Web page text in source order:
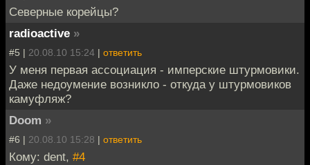
Северные корейцы?
radioactive »
#5 | 20.08.10 15:24 | ответить
У меня первая ассоциация - имперские штурмовики.
Даже недоумение возникло - откуда у штурмовиков
камуфляж?
Doom »
#6 | 20.08.10 15:28 | ответить
Кому: dent, #4